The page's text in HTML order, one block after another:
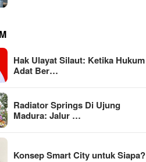
Hak Ulayat Silaut: Ketika Hukum
Adat Ber…
Radiator Springs Di Ujung
Madura: Jalur …
Konsep Smart City untuk Siapa?